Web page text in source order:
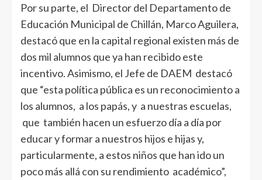
Por su parte, el Director del Departamento de
Educación Municipal de Chillán, Marco Aguilera,
destacó que en la capital regional existen más de
dos mil alumnos que ya han recibido este
incentivo. Asimismo, el Jefe de DAEM destacó
que “esta política pública es un reconocimiento a
los alumnos, a los papás, y a nuestras escuelas,
que también hacen un esfuerzo día a día por
educar y formar a nuestros hijos e hijas y,
particularmente, a estos niños que han ido un
poco más allá con su rendimiento académico”,